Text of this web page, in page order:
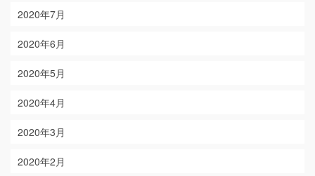
2020年7月
2020年6月
2020年5月
2020年4月
2020年3月
2020年2月